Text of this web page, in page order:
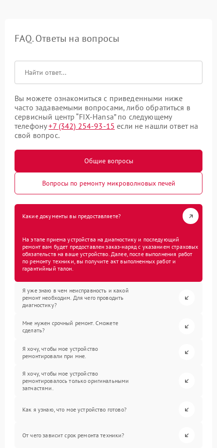
FAQ. Ответы на вопросы
Вы можете ознакомиться с приведенными ниже
часто задаваемыми вопросами, либо обратиться в
сервисный центр “FIX-Hansa” по следующему
телефону+7 (342) 254-93-15 если не нашли ответ на
свой вопрос.
Общие вопросы
Вопросы по ремонту микроволновых печей
Какие документы вы предоставляете?
На этапе приема устройства на диагностику и последующий
ремонт вам будет предоставлен заказ-наряд с указанием страховых
обязательств на ваше устройство. Далее, после выполнения работ
по ремонту техники, вы получите акт выполненных работ и
гарантийный талон.
Я уже знаю в чем неисправность и какой
ремонт необходим. Для чего проводить
диагностику?
Мне нужен срочный ремонт. Сможете
сделать?
Я хочу, чтобы мое устройство
ремонтировали при мне.
Я хочу, чтобы мое устройство
ремонтировалось только оригинальными
запчастями.
Как я узнаю, что мое устройство готово?
От чего зависит срок ремонта техники?